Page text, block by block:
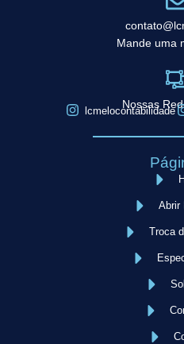
Mande uma
Nossas
lcmelocontabilidade
Abrir
Troca